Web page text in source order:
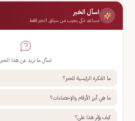
اسأل الخبر
مساعد ذكي يجيب من سياق الخبر فقط
اسأل ما تريد عن هذا الخبر
ما الفكرة الرئيسية للخبر؟
ما هي أبرز الأرقام والإحصاءات؟
كيف يؤثر هذا علي؟